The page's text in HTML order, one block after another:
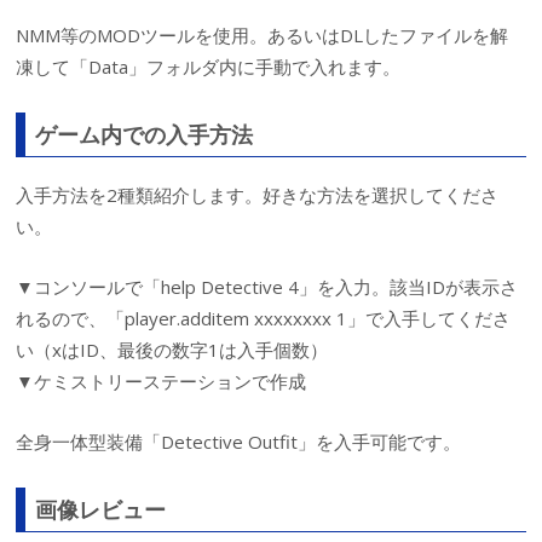
NMM等のMODツールを使用。あるいはDLしたファイルを解
凍して「Data」フォルダ内に手動で入れます。
ゲーム内での入手方法
入手方法を2種類紹介します。好きな方法を選択してくださ
い。
▼コンソールで「help Detective 4」を入力。該当IDが表示さ
れるので、「player.additem xxxxxxxx 1」で入手してくださ
い（xはID、最後の数字1は入手個数）
▼ケミストリーステーションで作成
全身一体型装備「Detective Outfit」を入手可能です。
画像レビュー